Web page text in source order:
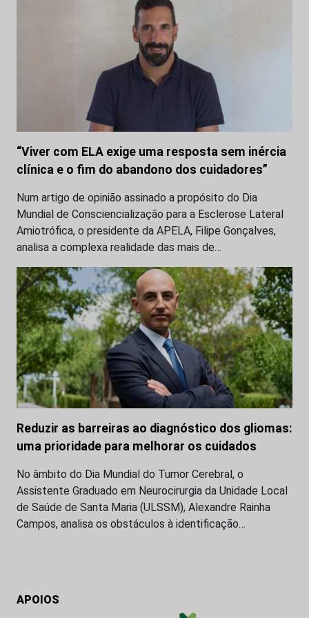
“Viver com ELA exige uma resposta sem inércia
clínica e o fim do abandono dos cuidadores”
Num artigo de opinião assinado a propósito do Dia
Mundial de Consciencialização para a Esclerose Lateral
Amiotrófica, o presidente da APELA, Filipe Gonçalves,
analisa a complexa realidade das mais de…
Reduzir as barreiras ao diagnóstico dos gliomas:
uma prioridade para melhorar os cuidados
No âmbito do Dia Mundial do Tumor Cerebral, o
Assistente Graduado em Neurocirurgia da Unidade Local
de Saúde de Santa Maria (ULSSM), Alexandre Rainha
Campos, analisa os obstáculos à identificação…
APOIOS